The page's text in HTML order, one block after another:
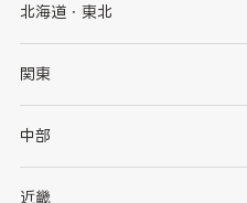
北海道・東北
北海道
岩手県
秋田県
関東
茨城県
群馬県
中部
新潟県
近畿